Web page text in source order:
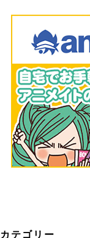
カテゴリー